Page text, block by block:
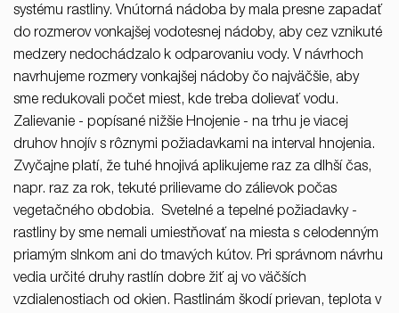
systému rastliny. Vnútorná nádoba by mala presne zapadať
do rozmerov vonkajšej vodotesnej nádoby, aby cez vznikuté
medzery nedochádzalo k odparovaniu vody. V návrhoch
navrhujeme rozmery vonkajšej nádoby čo najväčšie, aby
sme redukovali počet miest, kde treba dolievať vodu.
Zalievanie - popísané nižšie Hnojenie - na trhu je viacej
druhov hnojív s rôznymi požiadavkami na interval hnojenia.
Zvyčajne platí, že tuhé hnojivá aplikujeme raz za dlhší čas,
napr. raz za rok, tekuté prilievame do zálievok počas
vegetačného obdobia. Svetelné a tepelné požiadavky -
rastliny by sme nemali umiestňovať na miesta s celodenným
priamým slnkom ani do tmavých kútov. Pri správnom návrhu
vedia určité druhy rastlín dobre žiť aj vo väčších
vzdialenostiach od okien. Rastlinám škodí prievan, teplota v